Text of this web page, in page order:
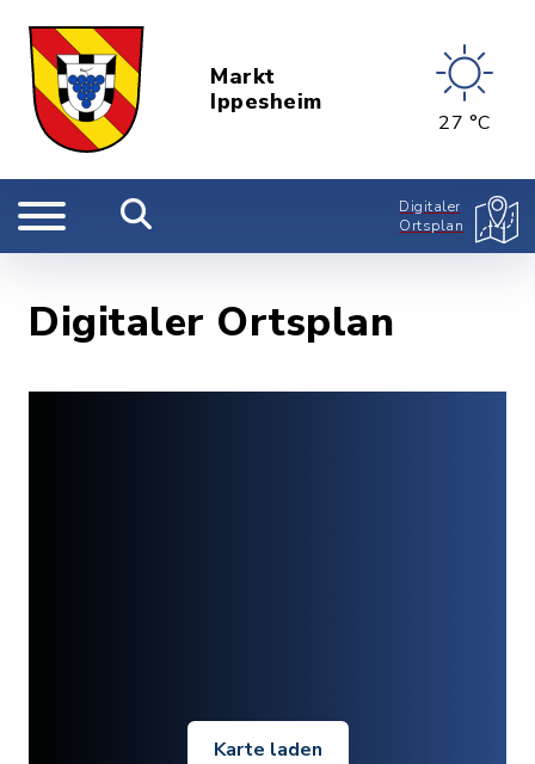
Markt
Ippesheim
27 °C
Digitaler
Ortsplan
Digitaler Ortsplan
Karte laden